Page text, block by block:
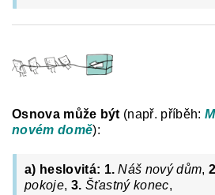
Osnova může být (např. příběh:
novém domě):
a) heslovitá: 1. Náš nový dům,
pokoje, 3. Šťastný konec,